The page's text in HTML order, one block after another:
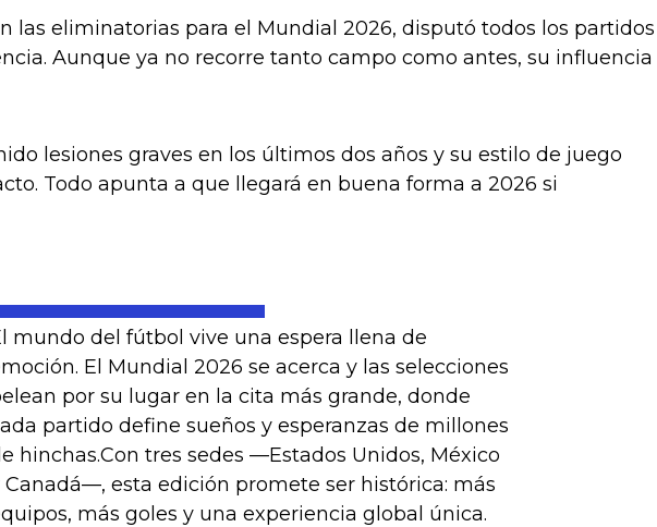
las eliminatorias para el Mundial 2026, disputó todos los partidos
Aunque ya no recorre tanto campo como antes, su influencia
lesiones graves en los últimos dos años y su estilo de juego
Todo apunta a que llegará en buena forma a 2026 si
mundo del fútbol vive una espera llena de
El Mundial 2026 se acerca y las selecciones
por su lugar en la cita más grande, donde
partido define sueños y esperanzas de millones
hinchas.Con tres sedes —Estados Unidos, México
Canadá—, esta edición promete ser histórica: más
más goles y una experiencia global única.